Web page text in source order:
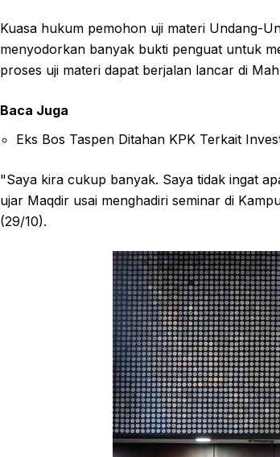
Kuasa hukum pemohon uji materi Undang-
menyodorkan banyak bukti penguat untuk
proses uji materi dapat berjalan lancar di
Baca Juga
Eks Bos Taspen Ditahan KPK Terkait
"Saya kira cukup banyak. Saya tidak ingat
ujar Maqdir usai menghadiri seminar di
(29/10).